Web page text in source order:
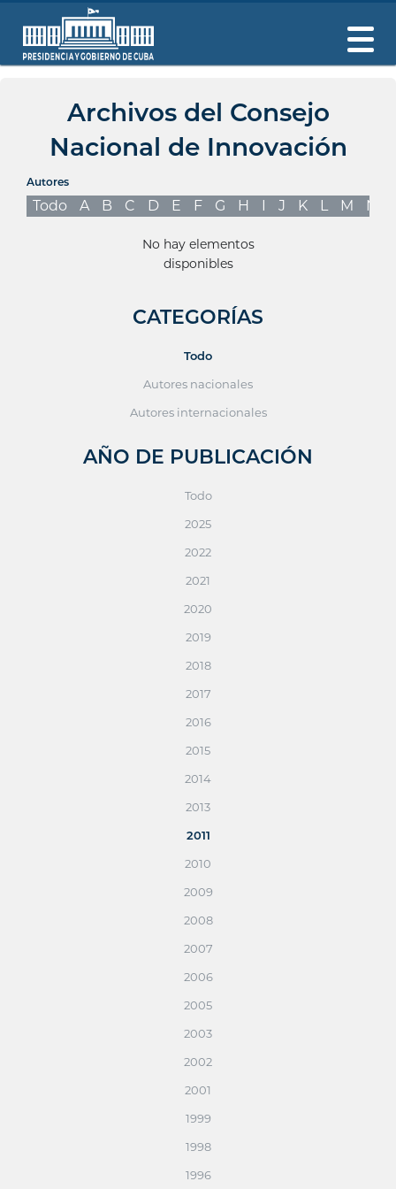
Archivos del Consejo
Nacional de Innovación
Autores
Todo A B C D E F G H I J K L M N
No hay elementos
disponibles
CATEGORÍAS
Todo
Autores nacionales
Autores internacionales
AÑO DE PUBLICACIÓN
Todo
2025
2022
2021
2020
2019
2018
2017
2016
2015
2014
2013
2011
2010
2009
2008
2007
2006
2005
2003
2002
2001
1999
1998
1996